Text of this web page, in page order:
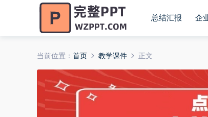
总结汇报 企
当前位置： 首页 教学课件 正文